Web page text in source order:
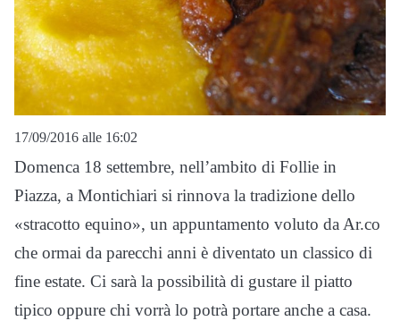
17/09/2016 alle 16:02
Domenca 18 settembre, nell’ambito di Follie in
Piazza, a Montichiari si rinnova la tradizione dello
«stracotto equino», un appuntamento voluto da Ar.co
che ormai da parecchi anni è diventato un classico di
fine estate. Ci sarà la possibilità di gustare il piatto
tipico oppure chi vorrà lo potrà portare anche a casa.